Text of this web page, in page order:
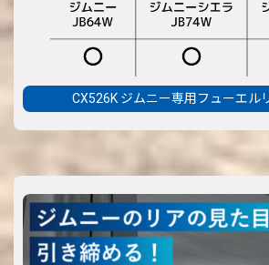
CX526K ジムニー専用フューエル